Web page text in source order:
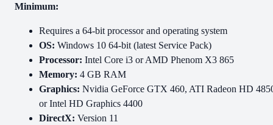
Minimum:
Requires a 64-bit processor and operating system
OS: Windows 10 64-bit (latest Service Pack)
Processor: Intel Core i3 or AMD Phenom X3 865
Memory: 4 GB RAM
Graphics: Nvidia GeForce GTX 460, ATI Radeon HD
or Intel HD Graphics 4400
DirectX: Version 11